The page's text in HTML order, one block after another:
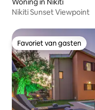
Nikiti Sunset Viewpoint
Favoriet van gasten
Favoriet van gasten